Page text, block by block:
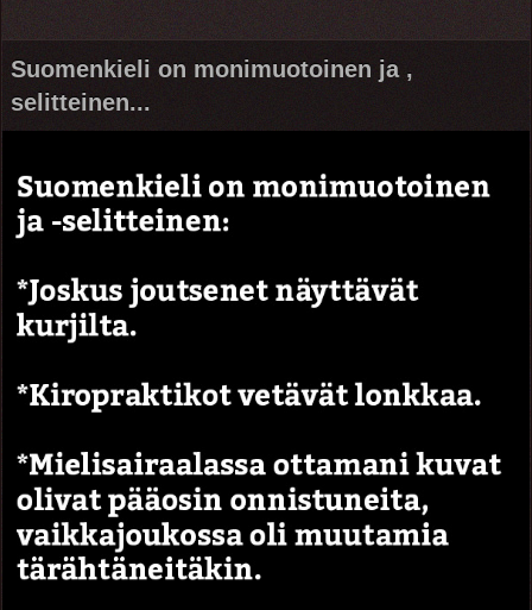
Suomenkieli on monimuotoinen ja ,
selitteinen...